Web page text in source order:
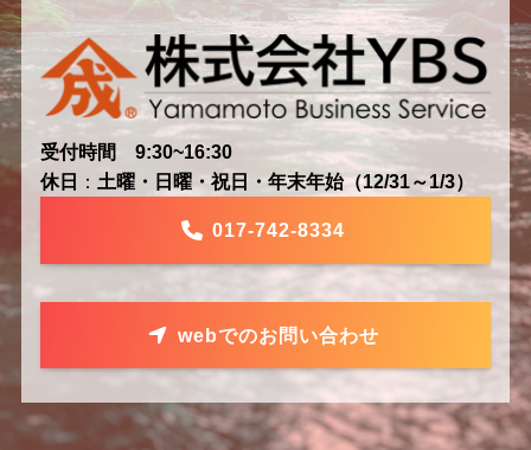
受付時間 9:30~16:30
休日
： 土曜・日曜・祝日・年末年始（12/31～1/3）
017-742-8334
webでのお問い合わせ